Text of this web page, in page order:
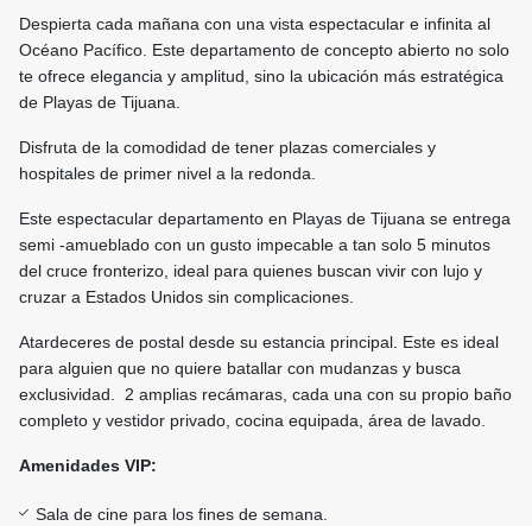
Despierta cada mañana con una vista espectacular e infinita al
Océano Pacífico. Este departamento de concepto abierto no solo
te ofrece elegancia y amplitud, sino la ubicación más estratégica
de Playas de Tijuana.
Disfruta de la comodidad de tener plazas comerciales y
hospitales de primer nivel a la redonda.
Este espectacular departamento en Playas de Tijuana se entrega
semi -amueblado con un gusto impecable a tan solo 5 minutos
del cruce fronterizo, ideal para quienes buscan vivir con lujo y
cruzar a Estados Unidos sin complicaciones.
Atardeceres de postal desde su estancia principal. Este es ideal
para alguien que no quiere batallar con mudanzas y busca
exclusividad. 2 amplias recámaras, cada una con su propio baño
completo y vestidor privado, cocina equipada, área de lavado.
Amenidades VIP:
Sala de cine para los fines de semana.